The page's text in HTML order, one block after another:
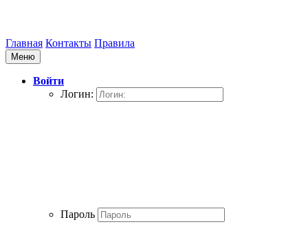
Главная Контакты Правила
Меню
Войти
Логин:
Пароль